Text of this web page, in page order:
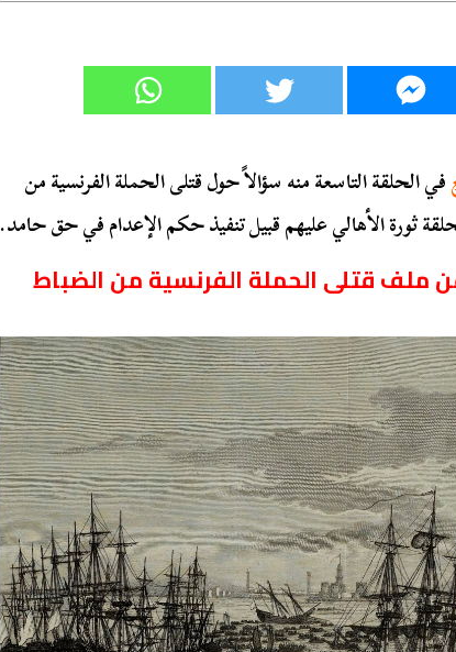
في الحلقة التاسعة منه سؤالاً حول قتلى الحملة الفرنسية من
ثورة الأهالي عليهم قبيل تنفيذ حكم الإعدام في حق حامد.
ملف قتلى الحملة الفرنسية من الضباط